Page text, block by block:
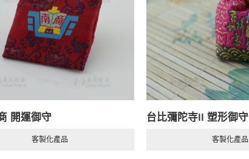
開運御守
客製化產品
台比彌陀寺II 塑形御守
客製化產品